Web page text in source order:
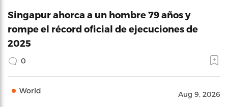
Singapur ahorca a un hombre 79 años y
rompe el récord oficial de ejecuciones de
2025
0
World Aug 9, 2026